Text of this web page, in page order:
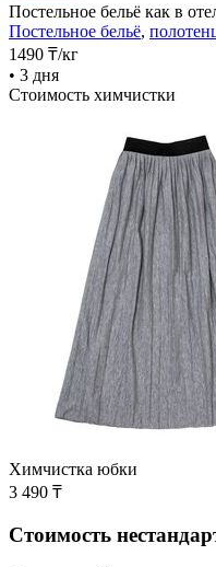
Постельное бельё как в
Постельное бельё,
1490 ₸/кг
• 3 дня
Стоимость химчистки
Химчистка юбки
3 490 ₸
Стоимость